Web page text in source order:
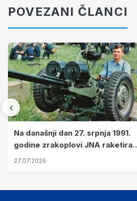
POVEZANI ČLANCI
‹
Na današnji dan 27. srpnja 1991.
godine zrakoplovi JNA raketirali
su vojarnu i obučni centar "Nikola
27.07.2026